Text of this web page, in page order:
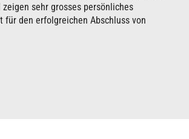
zeigen sehr grosses persönliches
für den erfolgreichen Abschluss von